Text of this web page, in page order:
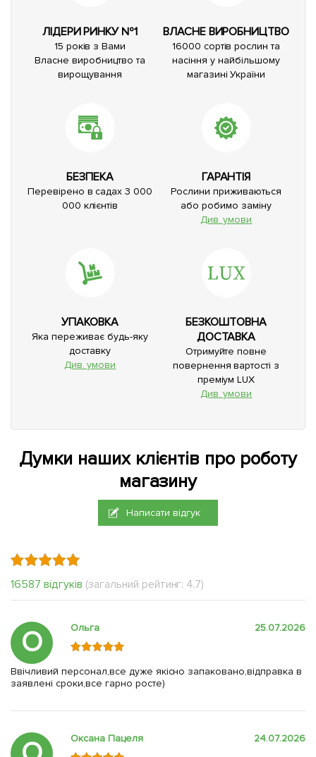
ЛІДЕРИ РИНКУ №1
15 років з Вами
Власне виробництво та
вирощування
ВЛАСНЕ ВИРОБНИЦТВО
16000 сортів рослин та
насіння у найбільшому
магазині України
БЕЗПЕКА
Перевірено в садах 3 000
000 клієнтів
ГАРАНТІЯ
Рослини приживаються
або робимо заміну
Див. умови
УПАКОВКА
Яка переживає будь-яку
доставку
Див. умови
БЕЗКОШТОВНА
ДОСТАВКА
Отримуйте повне
повернення вартості з
преміум LUX
Див. умови
Думки наших клієнтів про роботу
магазину
Написати відгук
16587 відгуків (загальний рейтинг: 4.7)
О Ольга 25.07.2026
Ввічливий персонал,все дуже якісно запаковано,відправка в
заявлені сроки,все гарно росте)
Оксана Пацеля 24.07.2026